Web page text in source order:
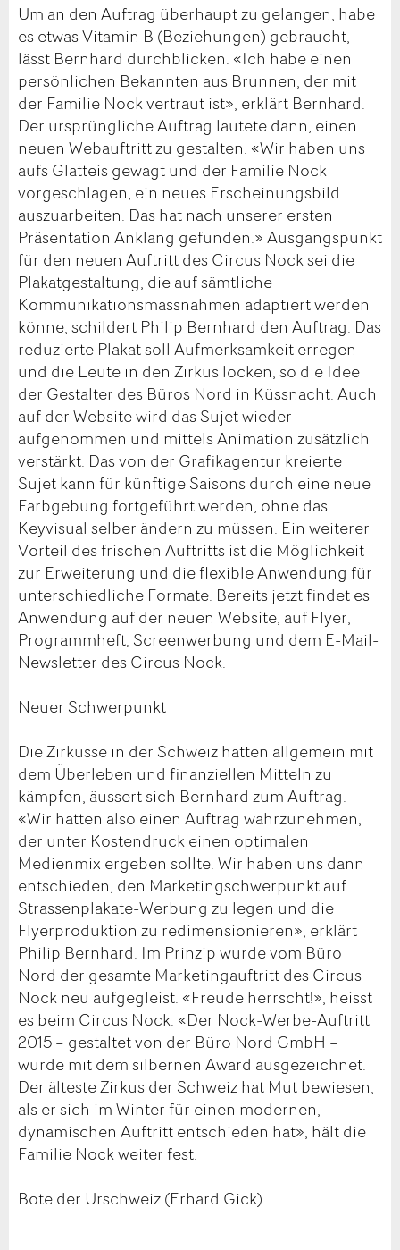
Um an den Auftrag überhaupt zu gelangen, habe
es etwas Vitamin B (Beziehungen) gebraucht,
lässt Bernhard durchblicken. «Ich habe einen
persönlichen Bekannten aus Brunnen, der mit
der Familie Nock vertraut ist», erklärt Bernhard.
Der ursprüngliche Auftrag lautete dann, einen
neuen Webauftritt zu gestalten. «Wir haben uns
aufs Glatteis gewagt und der Familie Nock
vorgeschlagen, ein neues Erscheinungsbild
auszuarbeiten. Das hat nach unserer ersten
Präsentation Anklang gefunden.» Ausgangspunkt
für den neuen Auftritt des Circus Nock sei die
Plakatgestaltung, die auf sämtliche
Kommunikationsmassnahmen adaptiert werden
könne, schildert Philip Bernhard den Auftrag. Das
reduzierte Plakat soll Aufmerksamkeit erregen
und die Leute in den Zirkus locken, so die Idee
der Gestalter des Büros Nord in Küssnacht. Auch
auf der Website wird das Sujet wieder
aufgenommen und mittels Animation zusätzlich
verstärkt. Das von der Grafikagentur kreierte
Sujet kann für künftige Saisons durch eine neue
Farbgebung fortgeführt werden, ohne das
Keyvisual selber ändern zu müssen. Ein weiterer
Vorteil des frischen Auftritts ist die Möglichkeit
zur Erweiterung und die flexible Anwendung für
unterschiedliche Formate. Bereits jetzt findet es
Anwendung auf der neuen Website, auf Flyer,
Programmheft, Screenwerbung und dem E-Mail-
Newsletter des Circus Nock.
Neuer Schwerpunkt
Die Zirkusse in der Schweiz hätten allgemein mit
dem Überleben und finanziellen Mitteln zu
kämpfen, äussert sich Bernhard zum Auftrag.
«Wir hatten also einen Auftrag wahrzunehmen,
der unter Kostendruck einen optimalen
Medienmix ergeben sollte. Wir haben uns dann
entschieden, den Marketingschwerpunkt auf
Strassenplakate-Werbung zu legen und die
Flyerproduktion zu redimensionieren», erklärt
Philip Bernhard. Im Prinzip wurde vom Büro
Nord der gesamte Marketingauftritt des Circus
Nock neu aufgegleist. «Freude herrscht!», heisst
es beim Circus Nock. «Der Nock-Werbe-Auftritt
2015 – gestaltet von der Büro Nord GmbH –
wurde mit dem silbernen Award ausgezeichnet.
Der älteste Zirkus der Schweiz hat Mut bewiesen,
als er sich im Winter für einen modernen,
dynamischen Auftritt entschieden hat», hält die
Familie Nock weiter fest.
Bote der Urschweiz (Erhard Gick)